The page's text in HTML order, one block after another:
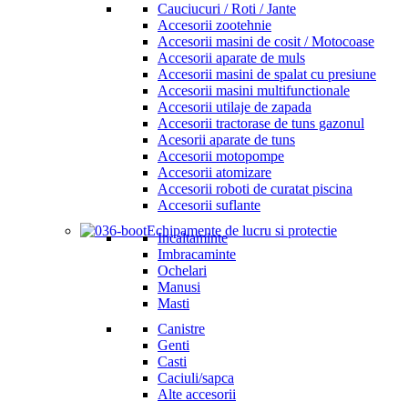
Cauciucuri / Roti / Jante
Accesorii zootehnie
Accesorii masini de cosit / Motocoase
Accesorii aparate de muls
Accesorii masini de spalat cu presiune
Accesorii masini multifunctionale
Accesorii utilaje de zapada
Accesorii tractorase de tuns gazonul
Acesorii aparate de tuns
Accesorii motopompe
Accesorii atomizare
Accesorii roboti de curatat piscina
Accesorii suflante
Echipamente de lucru si protectie
Incaltaminte
Imbracaminte
Ochelari
Manusi
Masti
Canistre
Genti
Casti
Caciuli/sapca
Alte accesorii